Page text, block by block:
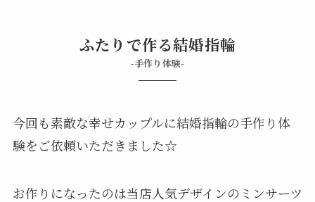
ふたりで作る結婚指輪
-手作り体験-
今回も素敵な幸せカップルに結婚指輪の手作り体
験をご依頼いただきました☆
お作りになったのは当店人気デザインのミンサーツ